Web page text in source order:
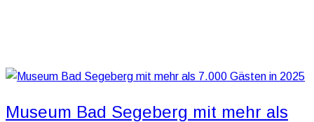
Museum Bad Segeberg mit mehr als